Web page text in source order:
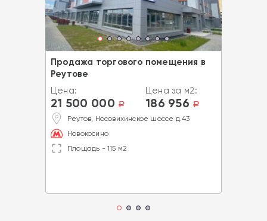
Продажа торгового помещения в
Реутове
Цена:
21 500 000 a
Цена за м2:
186 956 a
Реутов, Носовихинское шоссе д.43
Новокосино
Площадь - 115 м2